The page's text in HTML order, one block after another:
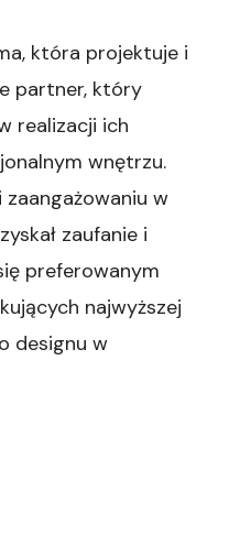
która projektuje i
partner, który
realizacji ich
wnętrzu.
zaangażowaniu w
zaufanie i
preferowanym
najwyższej
designu w